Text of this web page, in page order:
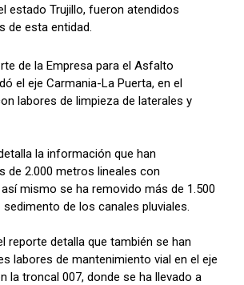
estado Trujillo, fueron atendidos
de esta entidad.
de la Empresa para el Asfalto
el eje Carmania-La Puerta, en el
labores de limpieza de laterales y
la información que han
de 2.000 metros lineales con
mismo se ha removido más de 1.500
de los canales pluviales.
reporte detalla que también se han
labores de mantenimiento vial en el eje
la troncal 007, donde se ha llevado a